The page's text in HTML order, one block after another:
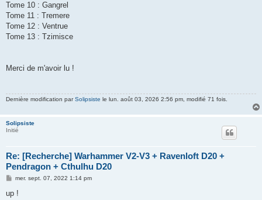
Tome 10 : Gangrel
Tome 11 : Tremere
Tome 12 : Ventrue
Tome 13 : Tzimisce
Merci de m'avoir lu !
Dernière modification parSolipsiste le lun. août 03, 2026 2:56 pm, modifié 71 fois.
Solipsiste
Initié
Re: [Recherche] Warhammer V2-V3 + Ravenloft D20 +
Pendragon + Cthulhu D20
M
s
mer. sept. 07, 2022 1:14 pm
up !